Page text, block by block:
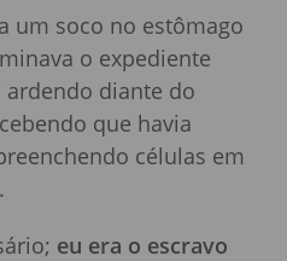
um soco no estômago
o expediente
diante do
que havia
células em
eu era o escravo